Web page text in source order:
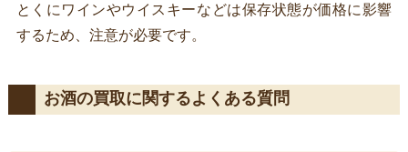
とくにワインやウイスキーなどは保存状態が価格に影響
するため、注意が必要です。
お酒の買取に関するよくある質問